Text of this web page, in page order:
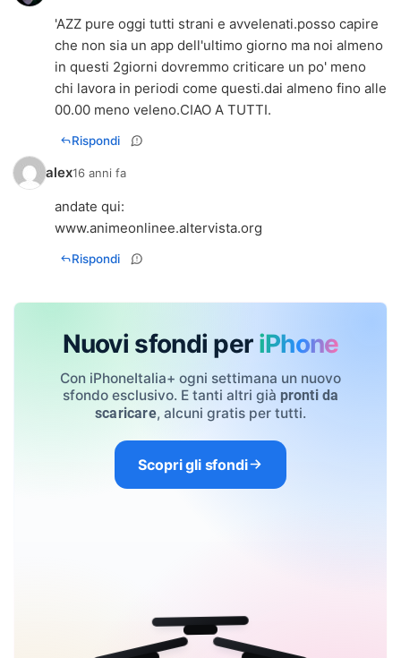
'AZZ pure oggi tutti strani e avvelenati.posso capire
che non sia un app dell'ultimo giorno ma noi almeno
in questi 2giorni dovremmo criticare un po' meno
chi lavora in periodi come questi.dai almeno fino alle
00.00 meno veleno.CIAO A TUTTI.
Rispondi
alex16 anni fa
andate qui:
www.animeonlinee.altervista.org
Rispondi
Nuovi sfondi per iPhone
Con iPhoneItalia+ ogni settimana un nuovo
sfondo esclusivo. E tanti altri già pronti da
scaricare, alcuni gratis per tutti.
Scopri gli sfondi